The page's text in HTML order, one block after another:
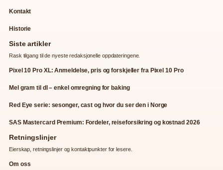
Kontakt
Historie
Siste artikler
Rask tilgang til de nyeste redaksjonelle oppdateringene.
Pixel 10 Pro XL: Anmeldelse, pris og forskjeller fra Pixel 10 Pro
Mel gram til dl – enkel omregning for baking
Red Eye serie: sesonger, cast og hvor du ser den i Norge
SAS Mastercard Premium: Fordeler, reiseforsikring og kostnad 2026
Retningslinjer
Eierskap, retningslinjer og kontaktpunkter for lesere.
Om oss